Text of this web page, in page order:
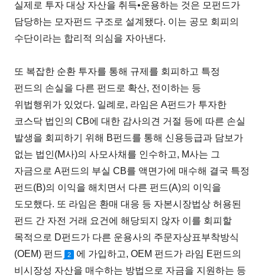
실제로 투자 대상 자산을 취득•운용하는 것은 모펀드가
담당하는 모자펀드 구조로 설계됐다. 이는 공모 회피의
수단이라는 합리적 의심을 자아낸다.
또 복잡한 순환 투자를 통해 규제를 회피하고 특정
펀드의 손실을 다른 펀드로 확산, 전이하는 등
위법행위가 있었다. 일례로, 라임은 A펀드가 투자한
코스닥 법인의 CB에 대한 감사의견 거절 등에 따른 손실
발생을 회피하기 위해 B펀드를 통해 신용등급과 담보가
없는 법인(M사)의 사모사채를 인수하고, M사는 그
자금으로 A펀드의 부실 CB를 액면가에 매수해 결국 특정
펀드(B)의 이익을 해치면서 다른 펀드(A)의 이익을
도모했다. 또 라임은 환매 대응 등 자본시장법상 허용된
펀드 간 자전 거래 요건에 해당되지 않자 이를 회피할
목적으로 D펀드가 다른 운용사의 주문자상표부착방식
(OEM) 펀드
2
에 가입하고, OEM 펀드가 라임 E펀드의
비시장성 자산을 매수하는 방법으로 자금을 지원하는 등